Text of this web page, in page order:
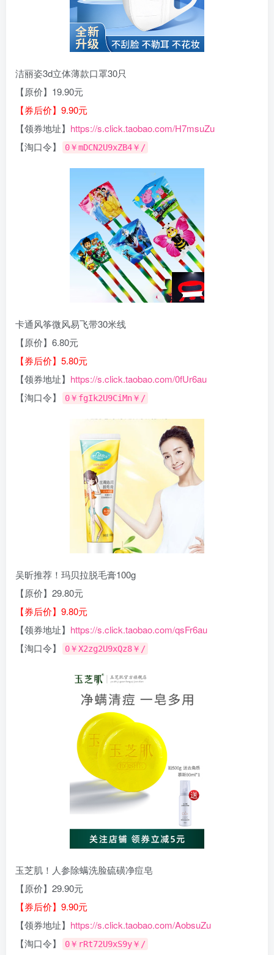
洁丽姿3d立体薄款口罩30只
【原价】19.90元
【券后价】9.90元
【领券地址】 https://s.click.taobao.com/H7msuZu
【淘口令】
0￥mDCN2U9xZB4￥/
卡通风筝微风易飞带30米线
【原价】6.80元
【券后价】5.80元
【领券地址】 https://s.click.taobao.com/0fUr6au
【淘口令】
0￥fgIk2U9CiMn￥/
吴昕推荐！玛贝拉脱毛膏100g
【原价】29.80元
【券后价】9.80元
【领券地址】 https://s.click.taobao.com/qsFr6au
【淘口令】
0￥X2zg2U9xQz8￥/
玉芝肌！人参除螨洗脸硫磺净痘皂
【原价】29.90元
【券后价】9.90元
【领券地址】 https://s.click.taobao.com/AobsuZu
【淘口令】
0￥rRt72U9xS9y￥/